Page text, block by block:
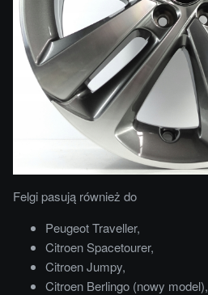
Felgi pasują również do
Peugeot Traveller,
Citroen Spacetourer,
Citroen Jumpy,
Citroen Berlingo (nowy model),